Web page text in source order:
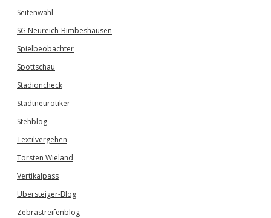
Seitenwahl
SG Neureich-Bimbeshausen
Spielbeobachter
Spottschau
Stadioncheck
Stadtneurotiker
Stehblog
Textilvergehen
Torsten Wieland
Vertikalpass
Übersteiger-Blog
Zebrastreifenblog